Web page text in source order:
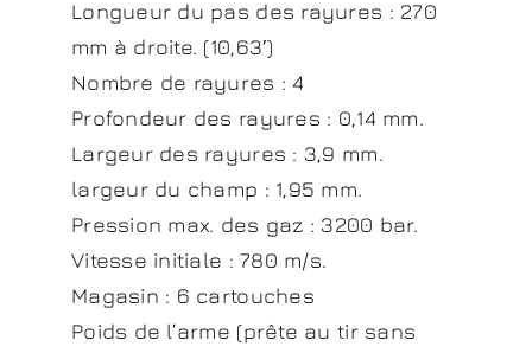
Longueur du pas des rayures : 270
mm à droite. (10,63′)
Nombre de rayures : 4
Profondeur des rayures : 0,14 mm.
Largeur des rayures : 3,9 mm.
largeur du champ : 1,95 mm.
Pression max. des gaz : 3200 bar.
Vitesse initiale : 780 m/s.
Magasin : 6 cartouches
Poids de l’arme (prête au tir sans